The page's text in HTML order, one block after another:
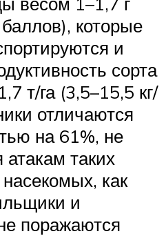
которые
и
сорта
т/га (3,5–15,5 кг/
отличаются
на 61%, не
атакам таких
как
и
поражаются